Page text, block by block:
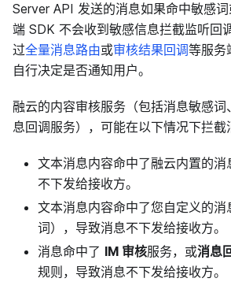
Server API 发送的消息如果命中敏感
端 SDK 不会收到敏感信息拦截监听回
过全量消息路由或审核结果回调等服务
自行决定是否通知用户。
融云的内容审核服务（包括消息敏感
息回调服务），可能在以下情况下拦截
文本消息内容命中了融云内置的消
不下发给接收方。
文本消息内容命中了您自定义的
词），导致消息不下发给接收方。
消息命中了 IM 审核服务，或消息
规则，导致消息不下发给接收方。